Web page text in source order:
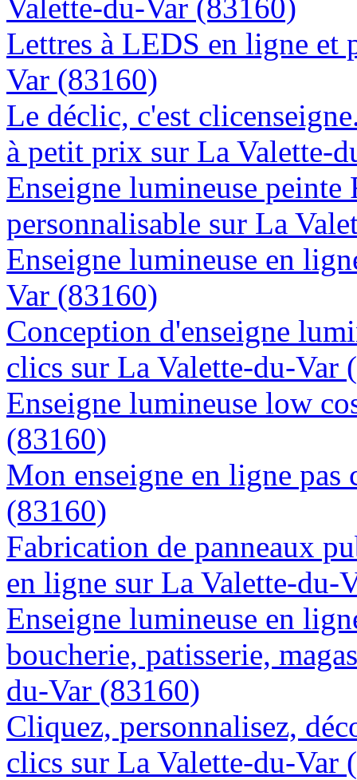
Valette-du-Var (83160)
Lettres à LEDS en ligne et
Var (83160)
Le déclic, c'est
à petit prix sur La Valette-
Enseigne lumineuse
personnalisable sur La
Enseigne lumineuse en
Var (83160)
Conception d'enseigne
clics sur La Valette-du-Var
Enseigne lumineuse low
(83160)
Mon enseigne en ligne pas
(83160)
Fabrication de panneaux
en ligne sur La Valette-du-
Enseigne lumineuse en
boucherie, patisserie,
du-Var (83160)
Cliquez, personnalisez,
clics sur La Valette-du-Var